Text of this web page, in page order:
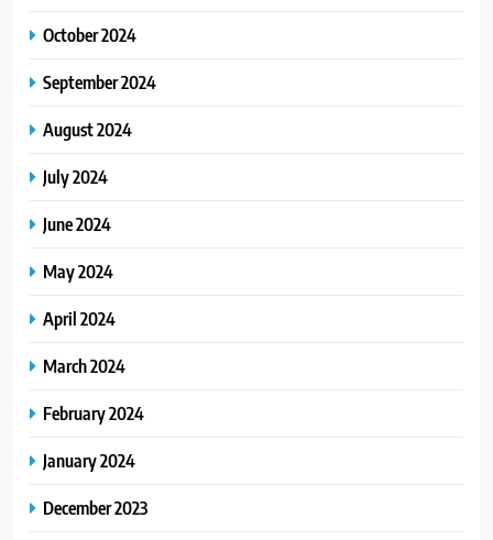
October 2024
September 2024
August 2024
July 2024
June 2024
May 2024
April 2024
March 2024
February 2024
January 2024
December 2023